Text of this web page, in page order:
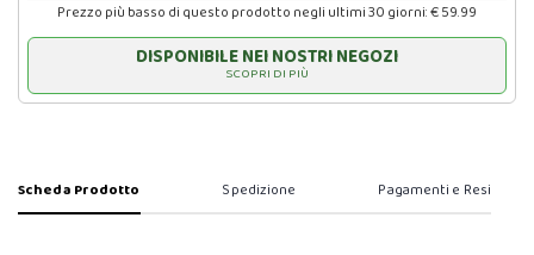
Prezzo più basso di questo prodotto negli ultimi 30 giorni: € 59.99
DISPONIBILE NEI NOSTRI NEGOZI
SCOPRI DI PIÙ
Scheda Prodotto Spedizione Pagamenti e Resi